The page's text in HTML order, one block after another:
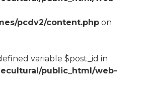
pcdv2/content.phpon
variable $post_id in
public_html/web-